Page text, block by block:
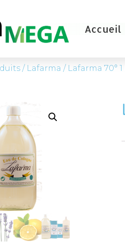
Accueil
/ Lafarma / Lafarma 70° 1